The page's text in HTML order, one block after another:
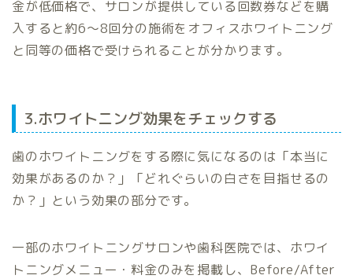
金が低価格で、サロンが提供している回数券などを購
入すると約6〜8回分の施術をオフィスホワイトニング
と同等の価格で受けられることが分かります。
3.ホワイトニング効果をチェックする
歯のホワイトニングをする際に気になるのは「本当に
効果があるのか？」「どれぐらいの白さを目指せるの
か？」という効果の部分です。
一部のホワイトニングサロンや歯科医院では、ホワイ
トニングメニュー・料金のみを掲載し、Before/After